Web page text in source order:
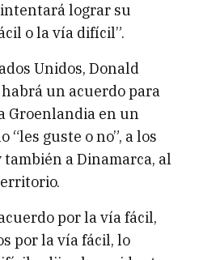
lograr su
o la vía difícil”.
Unidos, Donald
un acuerdo para
Groenlandia en un
“les guste o no”, a los
a Dinamarca, al
por la vía fácil,
por la vía fácil, lo